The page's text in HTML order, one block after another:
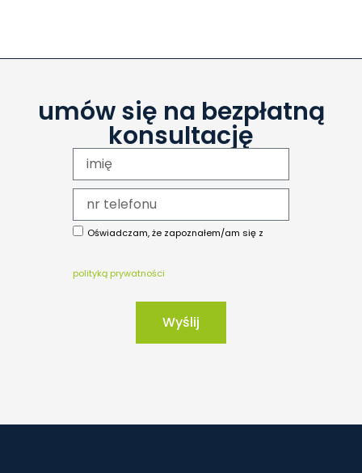
umów się na bezpłatną
konsultację
Oświadczam, że zapoznałem/am się z
polityką prywatności
Wyślij